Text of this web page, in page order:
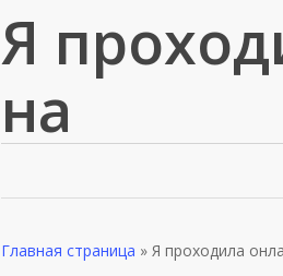
Я
на
Главная страница » Я проходила